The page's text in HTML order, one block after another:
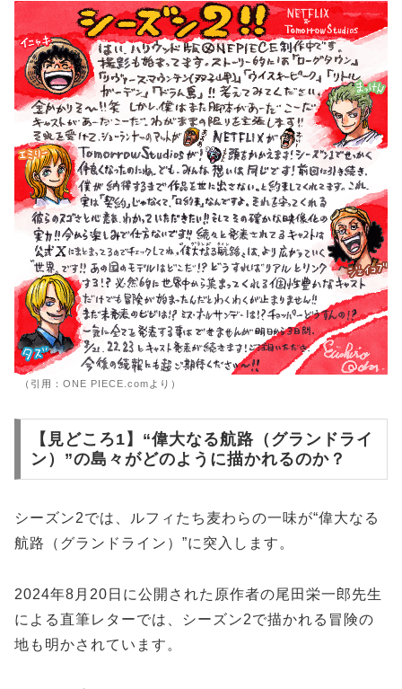
（引用： ONE PIECE.com より）
【見どころ1】“偉大なる航路（グランドライ
ン）”の島々がどのように描かれるのか？
シーズン2では、ルフィたち麦わらの一味が“偉大なる
航路（グランドライン）”に突入します。
2024年8月20日に公開された原作者の尾田栄一郎先生
による直筆レターでは、シーズン2で描かれる冒険の
地も明かされています。